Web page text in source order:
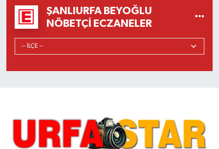
ŞANLIURFA BEYOĞLU
NÖBETÇI ECZANELER